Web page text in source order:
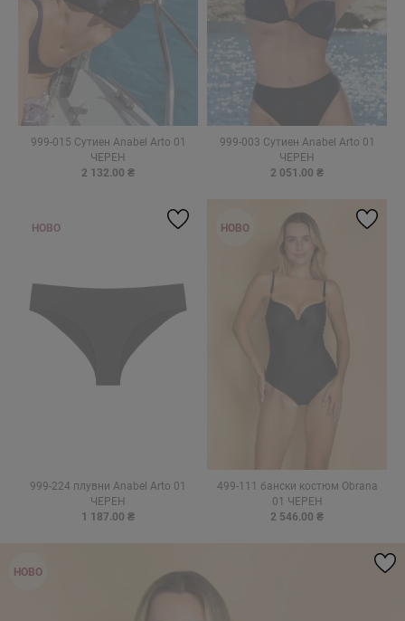
999-015 Сутиен Anabel Arto 01
ЧЕРЕН
2 132.00 ₴
999-003 Сутиен Anabel Arto 01
ЧЕРЕН
2 051.00 ₴
999-224 плувни Anabel Arto 01
ЧЕРЕН
1 187.00 ₴
НОВО
499-111 бански костюм Obrana
01 ЧЕРЕН
2 546.00 ₴
НОВО
НОВО